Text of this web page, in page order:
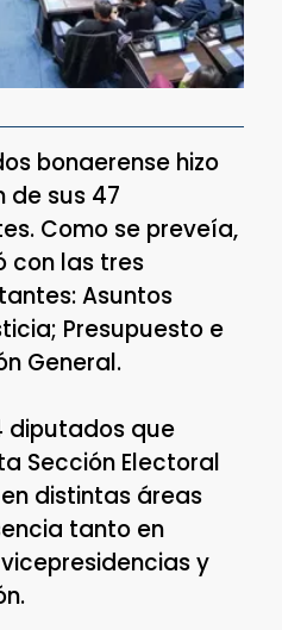
bonaerense hizo
de sus 47
Como se preveía,
con las tres
Asuntos
Presupuesto e
General.
diputados que
Sección Electoral
distintas áreas
tanto en
y